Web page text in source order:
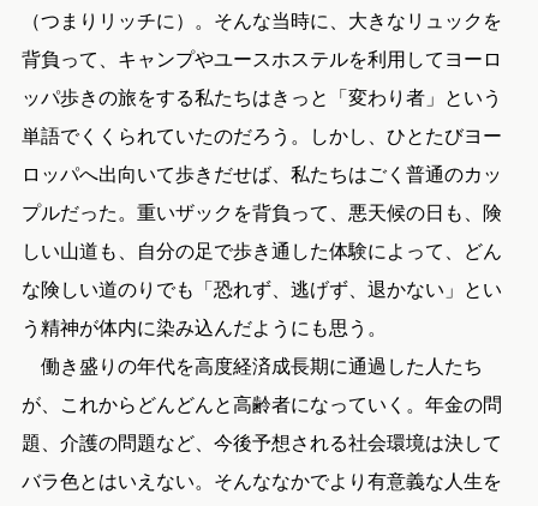
（つまりリッチに）。そんな当時に、大きなリュックを
背負って、キャンプやユースホステルを利用してヨーロ
ッパ歩きの旅をする私たちはきっと「変わり者」という
単語でくくられていたのだろう。しかし、ひとたびヨー
ロッパへ出向いて歩きだせば、私たちはごく普通のカッ
プルだった。重いザックを背負って、悪天候の日も、険
しい山道も、自分の足で歩き通した体験によって、どん
な険しい道のりでも「恐れず、逃げず、退かない」とい
う精神が体内に染み込んだようにも思う。
働き盛りの年代を高度経済成長期に通過した人たち
が、これからどんどんと高齢者になっていく。年金の問
題、介護の問題など、今後予想される社会環境は決して
バラ色とはいえない。そんななかでより有意義な人生を